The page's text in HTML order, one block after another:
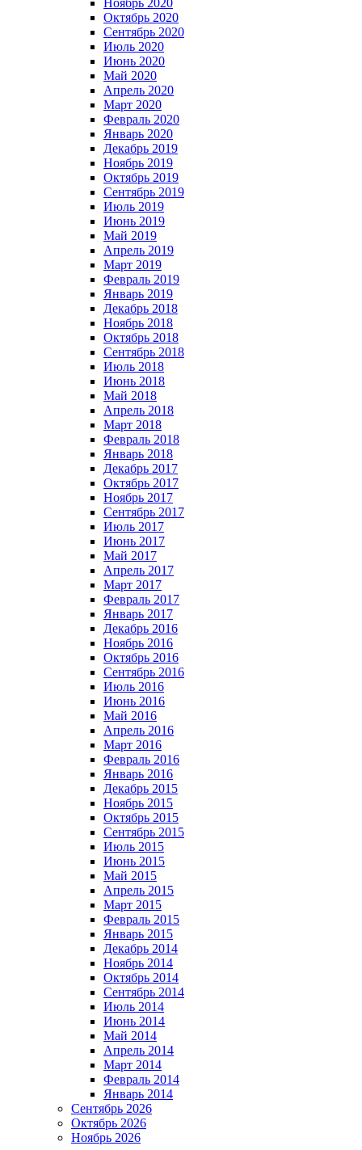
Ноябрь 2020
Октябрь 2020
Сентябрь 2020
Июль 2020
Июнь 2020
Май 2020
Апрель 2020
Март 2020
Февраль 2020
Январь 2020
Декабрь 2019
Ноябрь 2019
Октябрь 2019
Сентябрь 2019
Июль 2019
Июнь 2019
Май 2019
Апрель 2019
Март 2019
Февраль 2019
Январь 2019
Декабрь 2018
Ноябрь 2018
Октябрь 2018
Сентябрь 2018
Июль 2018
Июнь 2018
Май 2018
Апрель 2018
Март 2018
Февраль 2018
Январь 2018
Декабрь 2017
Октябрь 2017
Ноябрь 2017
Сентябрь 2017
Июль 2017
Июнь 2017
Май 2017
Апрель 2017
Март 2017
Февраль 2017
Январь 2017
Декабрь 2016
Ноябрь 2016
Октябрь 2016
Сентябрь 2016
Июль 2016
Июнь 2016
Май 2016
Апрель 2016
Март 2016
Февраль 2016
Январь 2016
Декабрь 2015
Ноябрь 2015
Октябрь 2015
Сентябрь 2015
Июль 2015
Июнь 2015
Май 2015
Апрель 2015
Март 2015
Февраль 2015
Январь 2015
Декабрь 2014
Ноябрь 2014
Октябрь 2014
Сентябрь 2014
Июль 2014
Июнь 2014
Май 2014
Апрель 2014
Март 2014
Февраль 2014
Январь 2014
Сентябрь 2026
Октябрь 2026
Ноябрь 2026